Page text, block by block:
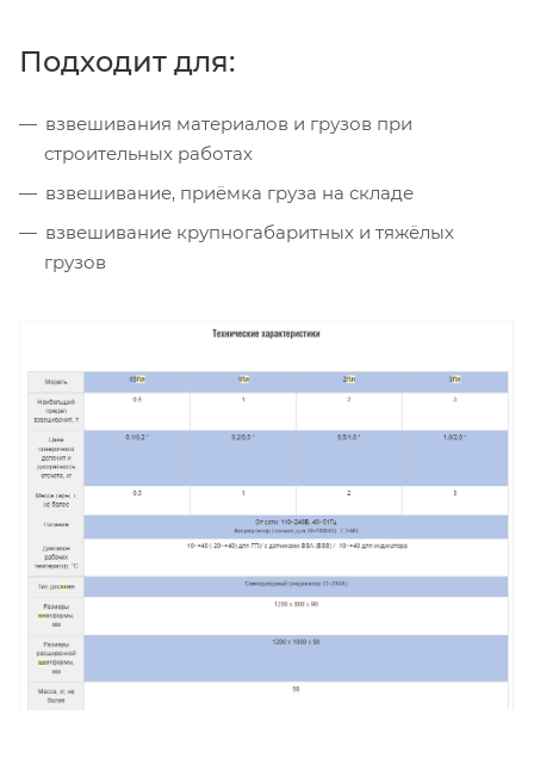
Подходит для:
взвешивания материалов и грузов при
строительных работах
взвешивание, приёмка груза на складе
взвешивание крупногабаритных и тяжёлых
грузов